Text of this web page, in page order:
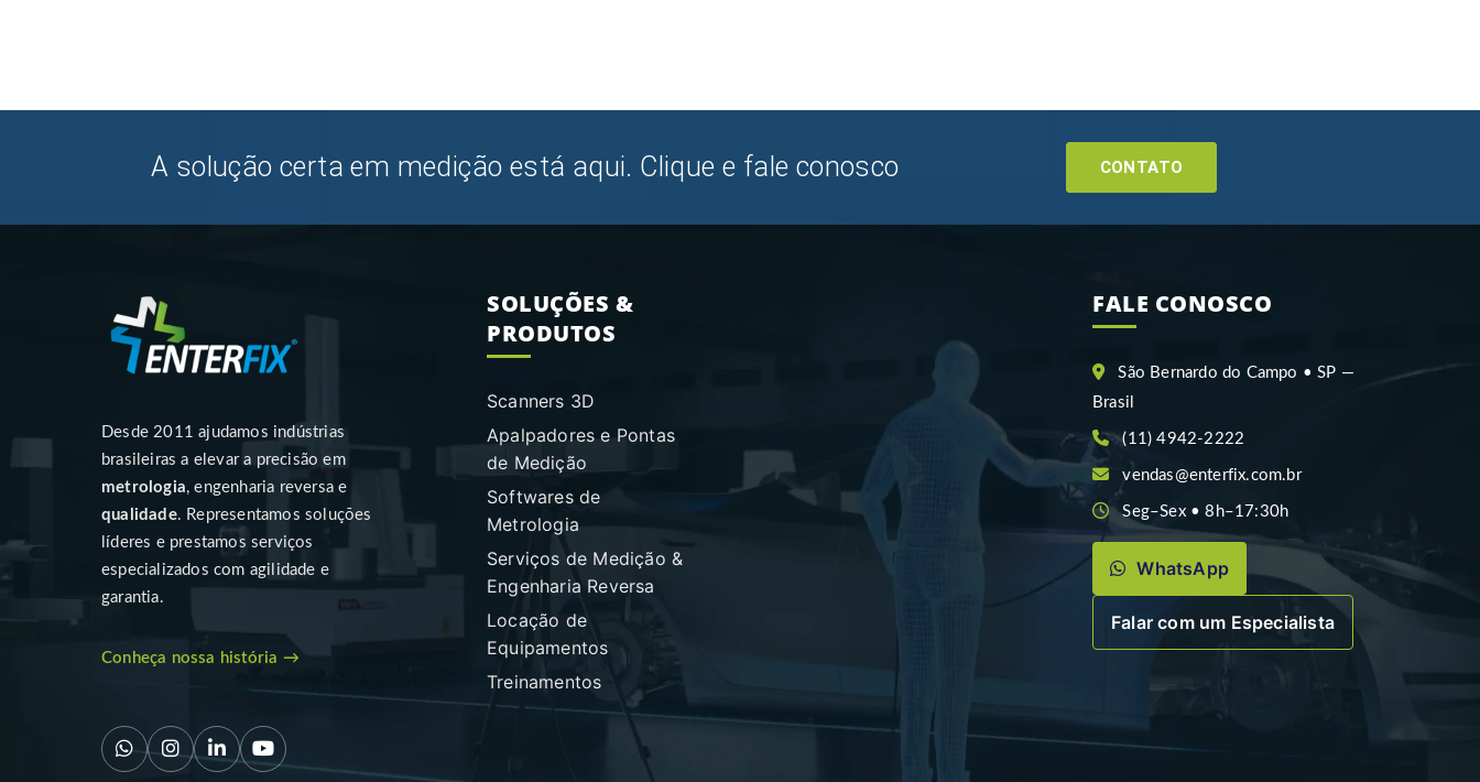
A solução certa em medição está aqui. Clique e fale conosco CONTATO
Desde 2011 ajudamos indústrias
brasileiras a elevar a precisão em
metrologia, engenharia reversa e
qualidade. Representamos soluções
líderes e prestamos serviços
especializados com agilidade e
garantia.
Conheça nossa história →
SOLUÇÕES &
PRODUTOS
Scanners 3D
Apalpadores e Pontas
de Medição
Softwares de
Metrologia
Serviços de Medição &
Engenharia Reversa
Locação de
Equipamentos
Treinamentos
FALE CONOSCO
São Bernardo do Campo • SP —
Brasil
(11) 4942-2222
vendas@enterfix.com.br
Seg–Sex • 8h–17:30h
WhatsApp
Falar com um Especialista